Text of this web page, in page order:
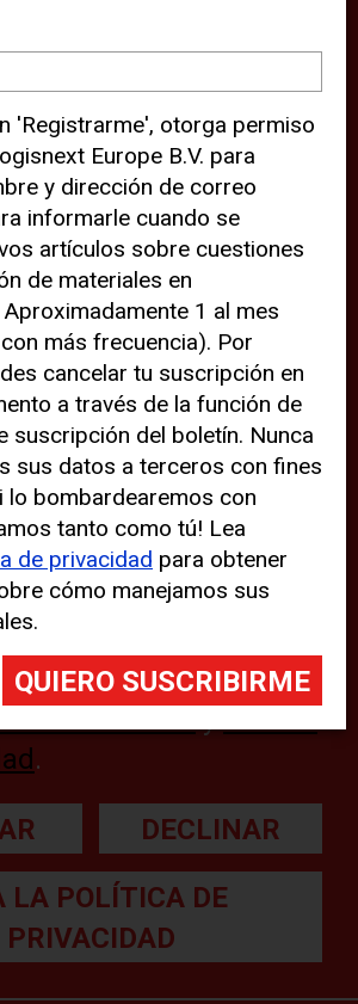
ejemplo, ofreciéndole
de ubicación). Estas
también definen
dispositivo y pueden
en
clic en “Aceptar”,
está de acuerdo con el
analíticas y de
tener una experiencia
sitio web. Si
el uso de cookies
de terceros, evitará que
rastreen su
en nuestro sitio
pueden aparecer
con el sitio
más
lea nuestra
.
DECLINAR
LA POLÍTICA DE
PRIVACIDAD
'Registrarme', otorga permiso
Europe B.V. para
y dirección de correo
informarle cuando se
artículos sobre cuestiones
de materiales en
1 al mes
más frecuencia). Por
cancelar tu suscripción en
a través de la función de
suscripción del boletín. Nunca
sus datos a terceros con fines
lo bombardearemos con
tanto como tú! Lea
de privacidad para obtener
cómo manejamos sus